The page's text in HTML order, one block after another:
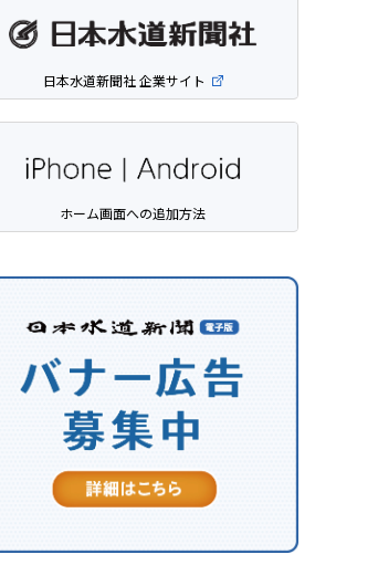
日本水道新聞社 企業サイト
ホーム画面への追加方法